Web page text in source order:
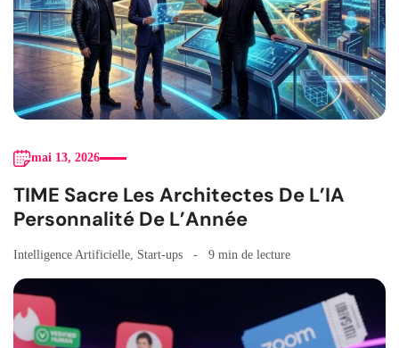
mai 13, 2026
TIME Sacre Les Architectes De L’IA
Personnalité De L’Année
Intelligence Artificielle, Start-ups 9 min de lecture